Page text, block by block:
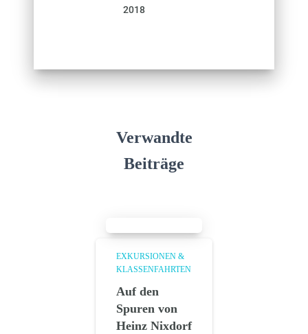
2018
Verwandte
Beiträge
EXKURSIONEN &
KLASSENFAHRTEN
Auf den
Spuren von
Heinz Nixdorf